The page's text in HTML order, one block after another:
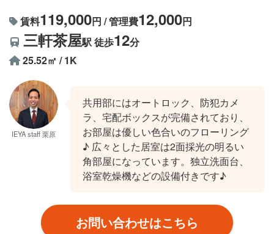
賃料119,000円 / 管理費12,000円
三軒茶屋駅 徒歩12分
25.52㎡ / 1K
IEYA staff 栗原
共用部にはオートロック、防犯カメ
ラ、宅配ボックスが完備されており、
お部屋は優しい色合いのフローリング
♪ 広々とした居室は2面採光の明るい
角部屋になっています。独立洗面台、
浴室乾燥機などの設備付きです♪
お問い合わせはこちら